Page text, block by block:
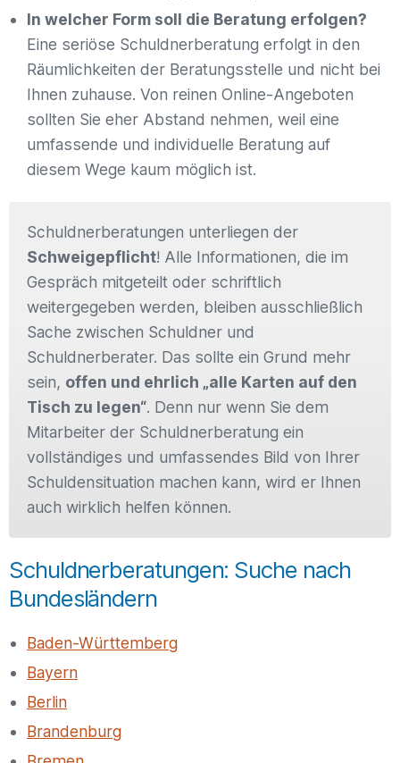
In welcher Form soll die Beratung erfolgen?
Eine seriöse Schuldnerberatung erfolgt in den
Räumlichkeiten der Beratungsstelle und nicht bei
Ihnen zuhause. Von reinen Online-Angeboten
sollten Sie eher Abstand nehmen, weil eine
umfassende und individuelle Beratung auf
diesem Wege kaum möglich ist.
Schuldnerberatungen unterliegen der
Schweigepflicht! Alle Informationen, die im
Gespräch mitgeteilt oder schriftlich
weitergegeben werden, bleiben ausschließlich
Sache zwischen Schuldner und
Schuldnerberater. Das sollte ein Grund mehr
sein, offen und ehrlich „alle Karten auf den
Tisch zu legen“. Denn nur wenn Sie dem
Mitarbeiter der Schuldnerberatung ein
vollständiges und umfassendes Bild von Ihrer
Schuldensituation machen kann, wird er Ihnen
auch wirklich helfen können.
Schuldnerberatungen: Suche nach
Bundesländern
Baden-Württemberg
Bayern
Berlin
Brandenburg